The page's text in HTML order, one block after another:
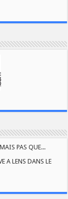
PAS QUE...
A LENS DANS LE